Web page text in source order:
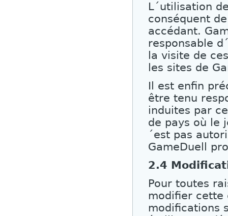
L´utilisation
conséquent
accédant.
responsable
la visite de
les sites de
Il est enfin
être tenu
induites par
de pays où le
´est pas
GameDuell
2.4
Pour toutes
modifier cette
modifications